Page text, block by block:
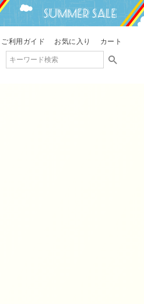
ご利用ガイド お気に入り カート